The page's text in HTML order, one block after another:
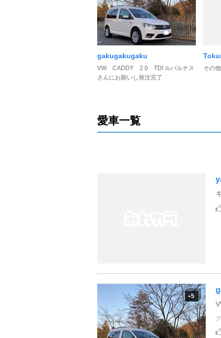
gakugakugaku
VW CADDY 2.0 TDI ルパルナス
さんにお願いし発注完了
その
愛車一覧
+5